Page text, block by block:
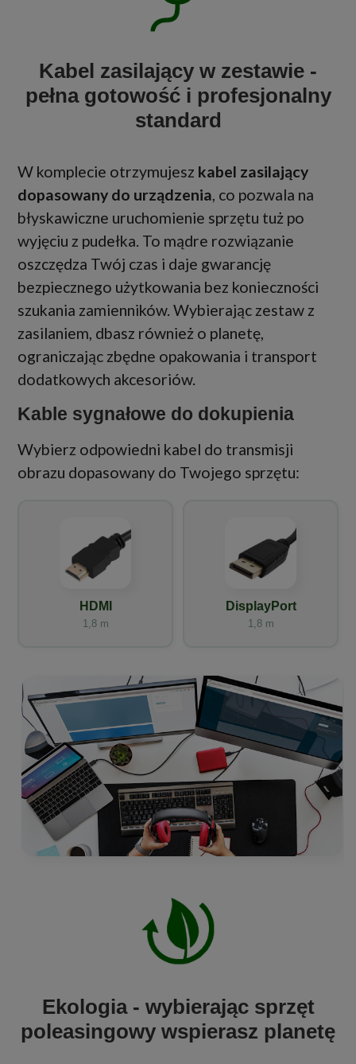
Kabel zasilający w zestawie -
pełna gotowość i profesjonalny
standard
W komplecie otrzymujesz kabel zasilający
dopasowany do urządzenia, co pozwala na
błyskawiczne uruchomienie sprzętu tuż po
wyjęciu z pudełka. To mądre rozwiązanie
oszczędza Twój czas i daje gwarancję
bezpiecznego użytkowania bez konieczności
szukania zamienników. Wybierając zestaw z
zasilaniem, dbasz również o planetę,
ograniczając zbędne opakowania i transport
dodatkowych akcesoriów.
Kable sygnałowe do dokupienia
Wybierz odpowiedni kabel do transmisji
obrazu dopasowany do Twojego sprzętu:
HDMI
1,8 m
DisplayPort
1,8 m
Ekologia - wybierając sprzęt
poleasingowy wspierasz planetę